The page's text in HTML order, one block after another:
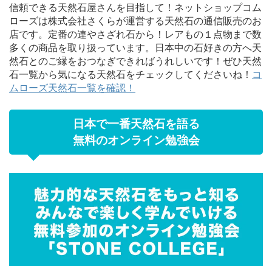
信頼できる天然石屋さんを目指して！ネットショップコム
ローズは株式会社さくらが運営する天然石の通信販売のお
店です。定番の連やさざれ石から！レアもの１点物まで数
多くの商品を取り扱っています。日本中の石好きの方へ天
然石とのご縁をおつなぎできればうれしいです！ぜひ天然
石一覧から気になる天然石をチェックしてくださいね！ コ
ムローズ天然石一覧を確認！
日本で一番天然石を語る
無料のオンライン勉強会